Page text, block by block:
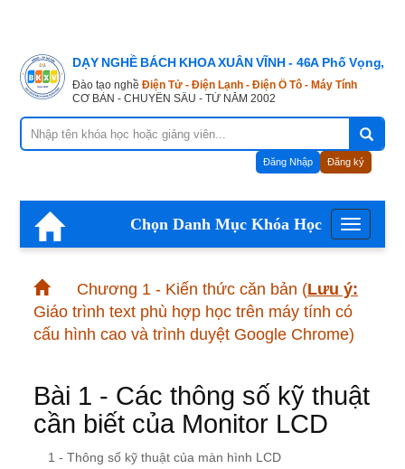
DẠY NGHỀ BÁCH KHOA XUÂN VĨNH - 46A Phố Vọng,
Đào tạo nghề Điện Tử - Điện Lạnh - Điện Ô Tô - Máy Tính
CƠ BẢN - CHUYÊN SÂU - TỪ NĂM 2002
Đăng Nhập Đăng ký
Menu
Chọn Danh Mục Khóa Học
Chương 1 - Kiến thức căn bản (Lưu ý:
Giáo trình text phù hợp học trên máy tính có
cấu hình cao và trình duyệt Google Chrome)
Bài 1 - Các thông số kỹ thuật
cần biết của Monitor LCD
1 - Thông số kỹ thuật của màn hình LCD